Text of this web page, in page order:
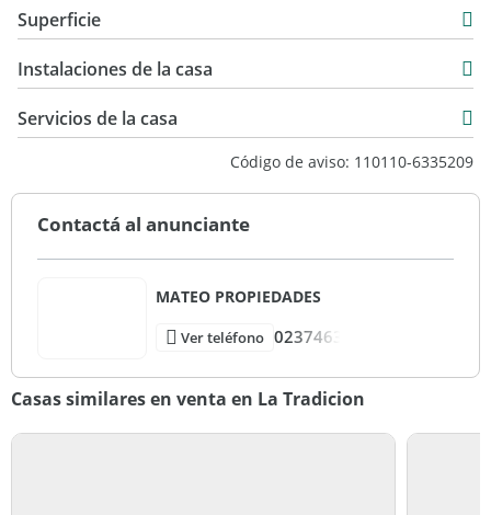
Venta
USD 390.000
Superficie
Instalaciones de la casa
Servicios de la casa
Código de aviso: 110110-6335209
Contactá al anunciante
MATEO PROPIEDADES
Ver teléfono 0237463
Casas similares en venta en La Tradicion